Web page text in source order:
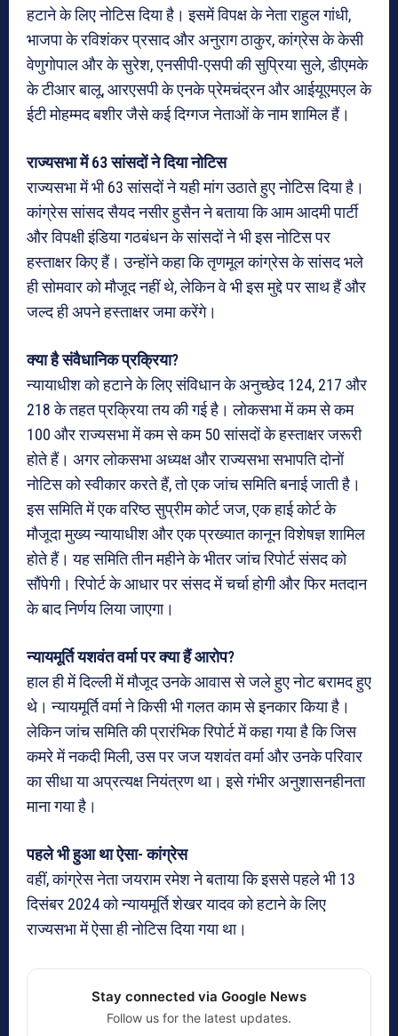
हटाने के लिए नोटिस दिया है। इसमें विपक्ष के नेता राहुल गांधी,
भाजपा के रविशंकर प्रसाद और अनुराग ठाकुर, कांग्रेस के केसी
वेणुगोपाल और के सुरेश, एनसीपी-एसपी की सुप्रिया सुले, डीएमके
के टीआर बालू, आरएसपी के एनके प्रेमचंद्रन और आईयूएमएल के
ईटी मोहम्मद बशीर जैसे कई दिग्गज नेताओं के नाम शामिल हैं।
राज्यसभा में 63 सांसदों ने दिया नोटिस
राज्यसभा में भी 63 सांसदों ने यही मांग उठाते हुए नोटिस दिया है।
कांग्रेस सांसद सैयद नसीर हुसैन ने बताया कि आम आदमी पार्टी
और विपक्षी इंडिया गठबंधन के सांसदों ने भी इस नोटिस पर
हस्ताक्षर किए हैं। उन्होंने कहा कि तृणमूल कांग्रेस के सांसद भले
ही सोमवार को मौजूद नहीं थे, लेकिन वे भी इस मुद्दे पर साथ हैं और
जल्द ही अपने हस्ताक्षर जमा करेंगे।
क्या है संवैधानिक प्रक्रिया?
न्यायाधीश को हटाने के लिए संविधान के अनुच्छेद 124, 217 और
218 के तहत प्रक्रिया तय की गई है। लोकसभा में कम से कम
100 और राज्यसभा में कम से कम 50 सांसदों के हस्ताक्षर जरूरी
होते हैं। अगर लोकसभा अध्यक्ष और राज्यसभा सभापति दोनों
नोटिस को स्वीकार करते हैं, तो एक जांच समिति बनाई जाती है।
इस समिति में एक वरिष्ठ सुप्रीम कोर्ट जज, एक हाई कोर्ट के
मौजूदा मुख्य न्यायाधीश और एक प्रख्यात कानून विशेषज्ञ शामिल
होते हैं। यह समिति तीन महीने के भीतर जांच रिपोर्ट संसद को
सौंपेगी। रिपोर्ट के आधार पर संसद में चर्चा होगी और फिर मतदान
के बाद निर्णय लिया जाएगा।
न्यायमूर्ति यशवंत वर्मा पर क्या हैं आरोप?
हाल ही में दिल्ली में मौजूद उनके आवास से जले हुए नोट बरामद हुए
थे। न्यायमूर्ति वर्मा ने किसी भी गलत काम से इनकार किया है।
लेकिन जांच समिति की प्रारंभिक रिपोर्ट में कहा गया है कि जिस
कमरे में नकदी मिली, उस पर जज यशवंत वर्मा और उनके परिवार
का सीधा या अप्रत्यक्ष नियंत्रण था। इसे गंभीर अनुशासनहीनता
माना गया है।
पहले भी हुआ था ऐसा- कांग्रेस
वहीं, कांग्रेस नेता जयराम रमेश ने बताया कि इससे पहले भी 13
दिसंबर 2024 को न्यायमूर्ति शेखर यादव को हटाने के लिए
राज्यसभा में ऐसा ही नोटिस दिया गया था।
Stay connected via Google News
Follow us for the latest updates.